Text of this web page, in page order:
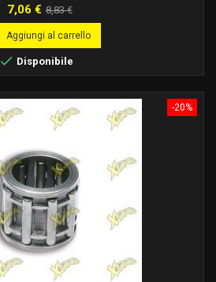
Prezzo
7,06 € Prezzo
base
8,83 €
Aggiungi al carrello
 Disponibile
-20%